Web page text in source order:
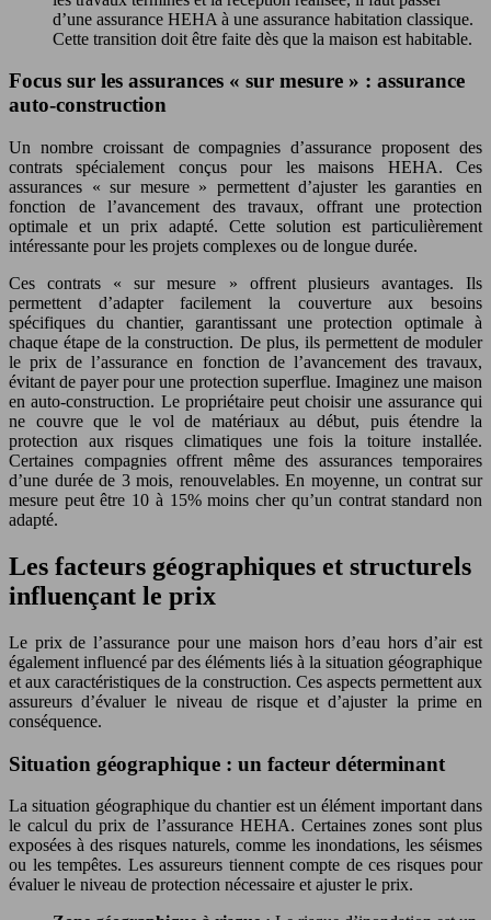
d’une assurance HEHA à une assurance habitation classique.
Cette transition doit être faite dès que la maison est habitable.
Focus sur les assurances « sur mesure » : assurance
auto-construction
Un nombre croissant de compagnies d’assurance proposent des
contrats spécialement conçus pour les maisons HEHA. Ces
assurances « sur mesure » permettent d’ajuster les garanties en
fonction de l’avancement des travaux, offrant une protection
optimale et un prix adapté. Cette solution est particulièrement
intéressante pour les projets complexes ou de longue durée.
Ces contrats « sur mesure » offrent plusieurs avantages. Ils
permettent d’adapter facilement la couverture aux besoins
spécifiques du chantier, garantissant une protection optimale à
chaque étape de la construction. De plus, ils permettent de moduler
le prix de l’assurance en fonction de l’avancement des travaux,
évitant de payer pour une protection superflue. Imaginez une maison
en auto-construction. Le propriétaire peut choisir une assurance qui
ne couvre que le vol de matériaux au début, puis étendre la
protection aux risques climatiques une fois la toiture installée.
Certaines compagnies offrent même des assurances temporaires
d’une durée de 3 mois, renouvelables. En moyenne, un contrat sur
mesure peut être 10 à 15% moins cher qu’un contrat standard non
adapté.
Les facteurs géographiques et structurels
influençant le prix
Le prix de l’assurance pour une maison hors d’eau hors d’air est
également influencé par des éléments liés à la situation géographique
et aux caractéristiques de la construction. Ces aspects permettent aux
assureurs d’évaluer le niveau de risque et d’ajuster la prime en
conséquence.
Situation géographique : un facteur déterminant
La situation géographique du chantier est un élément important dans
le calcul du prix de l’assurance HEHA. Certaines zones sont plus
exposées à des risques naturels, comme les inondations, les séismes
ou les tempêtes. Les assureurs tiennent compte de ces risques pour
évaluer le niveau de protection nécessaire et ajuster le prix.